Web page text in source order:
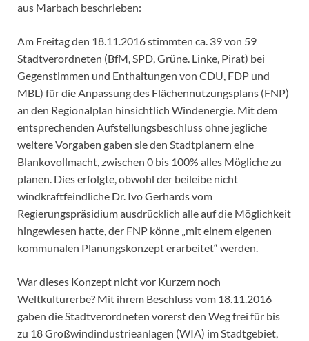
aus Marbach beschrieben:
Am Freitag den 18.11.2016 stimmten ca. 39 von 59
Stadtverordneten (BfM, SPD, Grüne. Linke, Pirat) bei
Gegenstimmen und Enthaltungen von CDU, FDP und
MBL) für die Anpassung des Flächennutzungsplans (FNP)
an den Regionalplan hinsichtlich Windenergie. Mit dem
entsprechenden Aufstellungsbeschluss ohne jegliche
weitere Vorgaben gaben sie den Stadtplanern eine
Blankovollmacht, zwischen 0 bis 100% alles Mögliche zu
planen. Dies erfolgte, obwohl der beileibe nicht
windkraftfeindliche Dr. Ivo Gerhards vom
Regierungspräsidium ausdrücklich alle auf die Möglichkeit
hingewiesen hatte, der FNP könne „mit einem eigenen
kommunalen Planungskonzept erarbeitet“ werden.
War dieses Konzept nicht vor Kurzem noch
Weltkulturerbe? Mit ihrem Beschluss vom 18.11.2016
gaben die Stadtverordneten vorerst den Weg frei für bis
zu 18 Großwindindustrieanlagen (WIA) im Stadtgebiet,